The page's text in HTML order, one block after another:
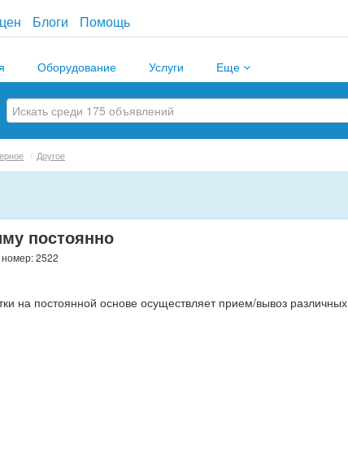
Блоги Помощь
Оборудование Услуги Еще
/ Другое
постоянно
2522
на постоянной основе осуществляет прием/вывоз различных